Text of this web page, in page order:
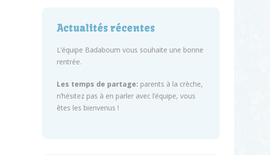
Actualités récentes
L’équipe Badaboum vous souhaite une bonne
rentrée.
Les temps de partage: parents à la crèche,
n’hésitez pas à en parler avec l’équipe, vous
êtes les bienvenus !